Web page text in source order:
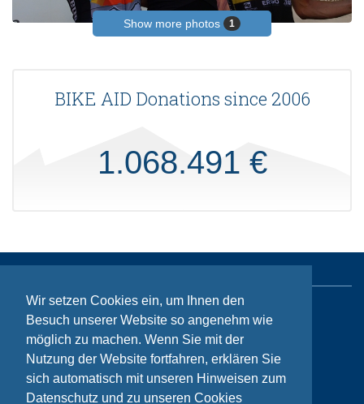
Wir setzen Cookies ein, um Ihnen den
Besuch unserer Website so angenehm wie
möglich zu machen. Wenn Sie mit der
Nutzung der Website fortfahren, erklären Sie
sich automatisch mit unseren Hinweisen zum
Datenschutz und zu unseren Cookies
Show more photos 1
BIKE AID Donations since 2006
1.068.491 €
Sitemap
Contact
Imprint